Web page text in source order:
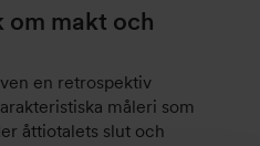
om makt och
en retrospektiv
måleri som
åttiotalets slut och